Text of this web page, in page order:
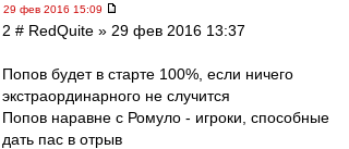
29 фев 2016 15:09
2 # RedQuite » 29 фев 2016 13:37
Попов будет в старте 100%, если ничего
экстраординарного не случится
Попов наравне с Ромуло - игроки, способные
дать пас в отрыв